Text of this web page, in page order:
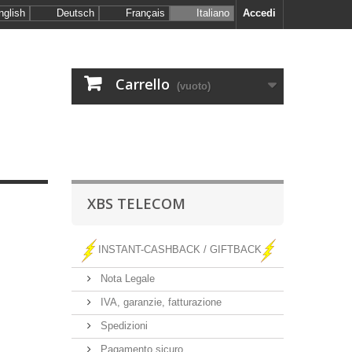
Accedi
Deutsch Français Italiano
Carrello (vuoto)
XBS TELECOM
INSTANT-CASHBACK / GIFTBACK
Nota Legale
IVA, garanzie, fatturazione
Spedizioni
Pagamento sicuro